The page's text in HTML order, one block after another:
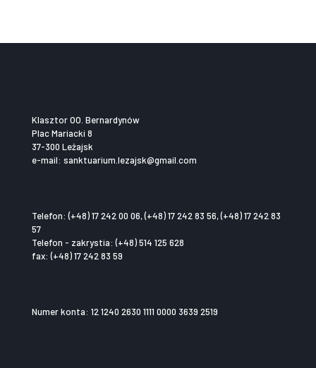
Klasztor OO. Bernardynów
Plac Mariacki 8
37-300 Leżajsk
e-mail: sanktuarium.lezajsk@gmail.com
Telefon: (+48) 17 242 00 06, (+48) 17 242 83 56, (+48) 17 242 83
57
Telefon - zakrystia: (+48) 514 125 628
fax: (+48) 17 242 83 59
Numer konta: 12 1240 2630 1111 0000 3639 2519